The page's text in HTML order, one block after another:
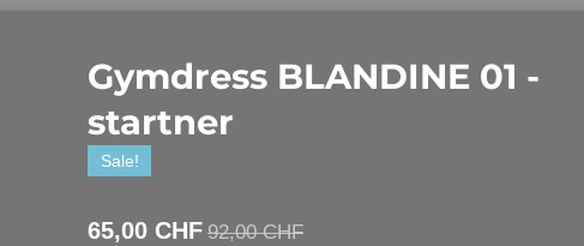
Gymdress BLANDINE 01 -
startner
Sale!
65,00 CHF 92,00 CHF